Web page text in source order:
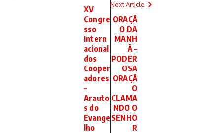
XV
Congre
sso
Intern
acional
dos
Cooper
adores
–
Arauto
s do
Evange
lho
Next Article
ORAÇÃ
O DA
MANH
Ã –
PODER
OSA
ORAÇÃ
O
CLAMA
NDO O
SENHO
R